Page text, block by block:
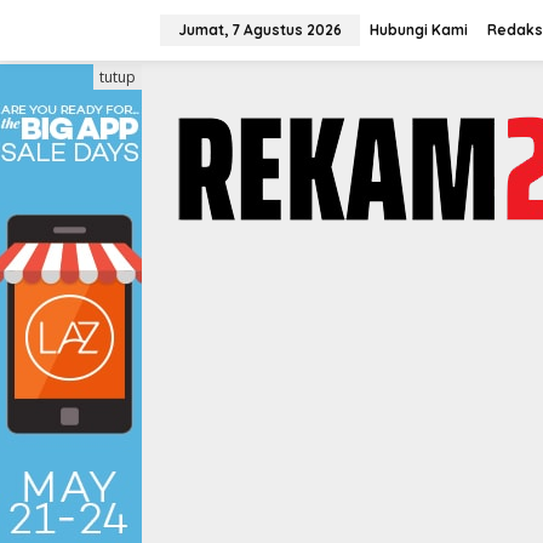
konten
Jumat, 7 Agustus 2026 Hubungi Kami
tutup